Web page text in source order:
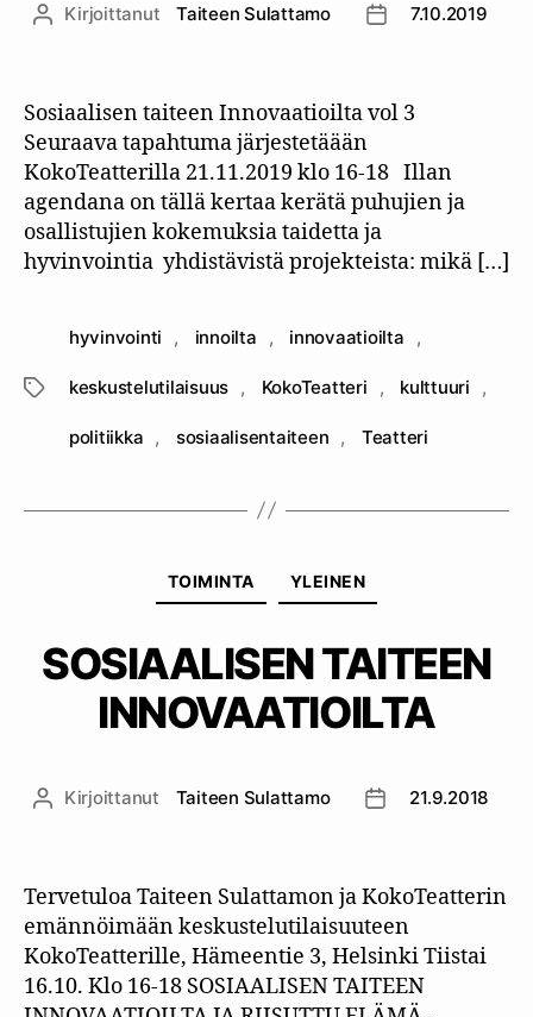
Kirjoittaja
Kirjoittanut Taiteen Sulattamo 7.10.2019
Sosiaalisen taiteen Innovaatioilta vol 3
Seuraava tapahtuma järjestetäään
KokoTeatterilla 21.11.2019 klo 16-18 Illan
agendana on tällä kertaa kerätä puhujien ja
osallistujien kokemuksia taidetta ja
hyvinvointia yhdistävistä projekteista: mikä […]
Avainsanat
hyvinvointi , innoilta , innovaatioilta ,
keskustelutilaisuus , KokoTeatteri , kulttuuri ,
politiikka , sosiaalisentaiteen , Teatteri
TOIMINTA YLEINEN
SOSIAALISEN TAITEEN
INNOVAATIOILTA
Kirjoittaja
Kirjoittanut Taiteen Sulattamo 21.9.2018
Tervetuloa Taiteen Sulattamon ja KokoTeatterin
emännöimään keskustelutilaisuuteen
KokoTeatterille, Hämeentie 3, Helsinki Tiistai
16.10. Klo 16-18 SOSIAALISEN TAITEEN